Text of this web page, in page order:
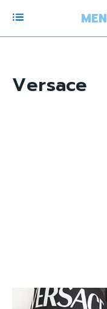
MEN
Versace